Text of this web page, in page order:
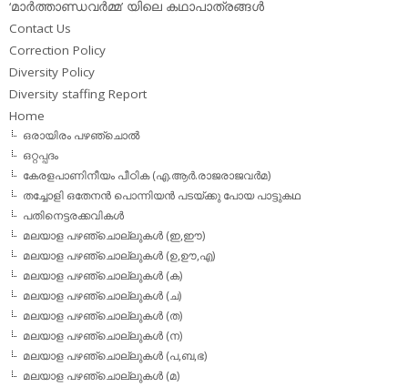
‘മാര്‍ത്താണ്ഡവര്‍മ്മ’ യിലെ കഥാപാത്രങ്ങള്‍
Contact Us
Correction Policy
Diversity Policy
Diversity staffing Report
Home
ഒരായിരം പഴഞ്ചൊല്‍
ഒറ്റപ്പദം
കേരളപാണിനീയം പീഠിക (എ.ആര്‍.രാജരാജവര്‍മ)
തച്ചോളി ഒതേനൻ പൊന്നിയൻ പടയ്‌ക്കു പോയ പാട്ടുകഥ
പതിനെട്ടരക്കവികള്‍
മലയാള പഴഞ്ചൊല്ലുകള്‍ (ഇ,ഈ)
മലയാള പഴഞ്ചൊല്ലുകള്‍ (ഉ,ഊ,എ)
മലയാള പഴഞ്ചൊല്ലുകള്‍ (ക)
മലയാള പഴഞ്ചൊല്ലുകള്‍ (ച)
മലയാള പഴഞ്ചൊല്ലുകള്‍ (ത)
മലയാള പഴഞ്ചൊല്ലുകള്‍ (ന)
മലയാള പഴഞ്ചൊല്ലുകള്‍ (പ,ബ,ഭ)
മലയാള പഴഞ്ചൊല്ലുകള്‍ (മ)